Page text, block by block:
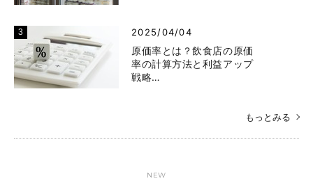
2025/04/04
原価率とは？飲食店の原価
率の計算方法と利益アップ
戦略…
もっとみる
NEW